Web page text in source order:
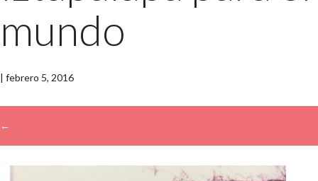
mundo
| febrero 5, 2016
←